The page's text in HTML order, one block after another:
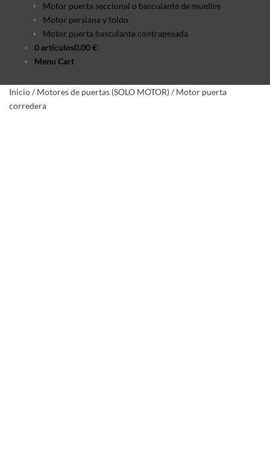
Motor puerta seccional o basculante de muelles
Motor persiana y toldo
Motor puerta basculante contrapesada
0 artículos0,00 €
Menu Cart
Inicio/ Motores de puertas (SOLO MOTOR)/ Motor puerta
corredera